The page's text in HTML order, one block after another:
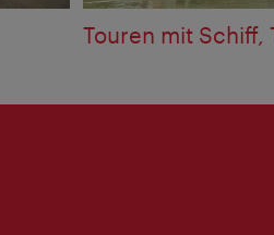
Touren mit Schiff,